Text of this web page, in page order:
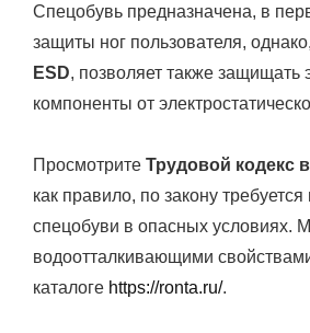
Спецобувь предназначена, в
защиты ног пользователя,
ESD, позволяет также защищать
компоненты от
Просмотрите Трудовой кодекс
как правило, по закону
спецобуви в опасных условиях.
водоотталкивающими
каталоге https://ronta.ru/.